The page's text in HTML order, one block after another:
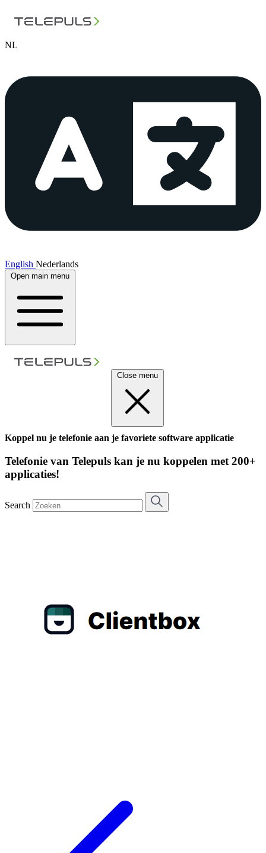
NL
English Nederlands
Open main menu
Close menu
Koppel nu je telefonie aan je favoriete software applicatie
Telefonie van Telepuls kan je nu koppelen met 200+
applicaties!
Search